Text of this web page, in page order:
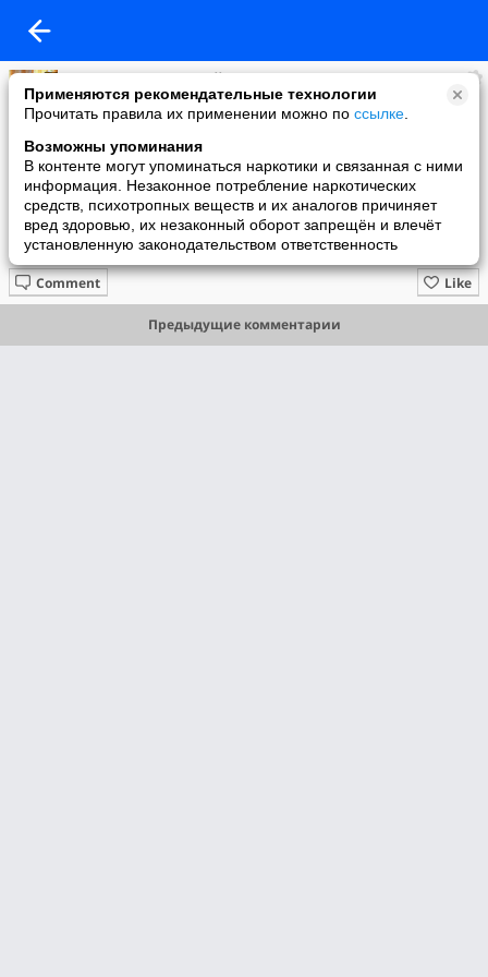
Применяются рекомендательные технологии
Прочитать правила их применении можно по ссылке
Возможны упоминания
В контенте могут упоминаться наркотики и связанная с ними
информация. Незаконное потребление наркотических
средств, психотропных веществ и их аналогов причиняет
вред здоровью, их незаконный оборот запрещён и влечёт
установленную законодательством ответственность
Владимир Загродский
added a photo
17 Feb в 19:21
Like
Comment
Предыдущие комментарии